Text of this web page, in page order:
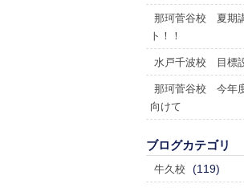
那珂菅谷校 夏期
ト！！
水戸千波校 目標
那珂菅谷校 今年
向けて
ブログカテゴリ
牛久校 (119)